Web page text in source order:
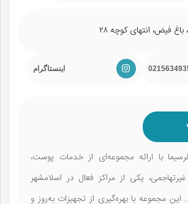
فیض، انتهای کوچه ۲۸
اینستاگرام
با ارائه مجموعه‌ای از خدمات پوست،
یکی از مراکز فعال در اسلامشهر
مجموعه با بهره‌گیری از تجهیزات به‌روز و